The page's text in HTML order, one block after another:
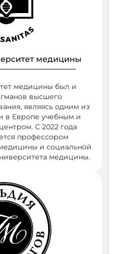
медицины
медицины был и
высшего
являясь одним из
в Европе учебным и
С 2022 года
профессором
и социальной
медицины.